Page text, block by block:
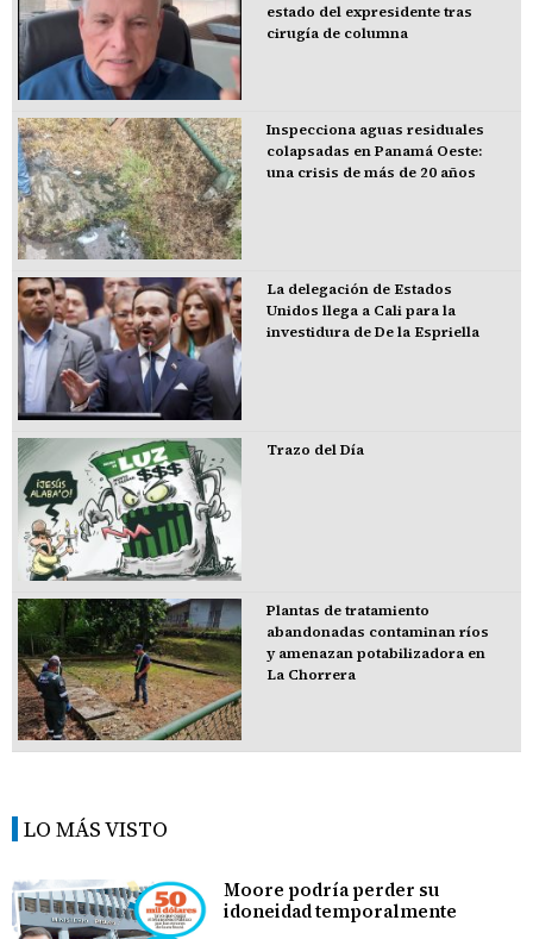
estado del expresidente tras
cirugía de columna
Inspecciona aguas residuales
colapsadas en Panamá Oeste:
una crisis de más de 20 años
La delegación de Estados
Unidos llega a Cali para la
investidura de De la Espriella
Trazo del Día
Plantas de tratamiento
abandonadas contaminan ríos
y amenazan potabilizadora en
La Chorrera
LO MÁS VISTO
Moore podría perder su
idoneidad temporalmente